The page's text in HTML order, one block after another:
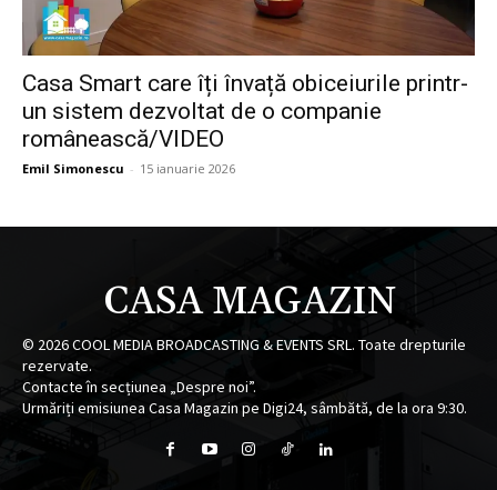
Casa Smart care îți învață obiceiurile printr-
un sistem dezvoltat de o companie
românească/VIDEO
Emil Simonescu - 15 ianuarie 2026
CASA MAGAZIN
© 2026COOL MEDIA BROADCASTING & EVENTS SRL. Toate drepturile
rezervate.
Contacte în secțiunea „Despre noi”.
Urmăriți emisiunea Casa Magazin pe Digi24, sâmbătă, de la ora 9:30.